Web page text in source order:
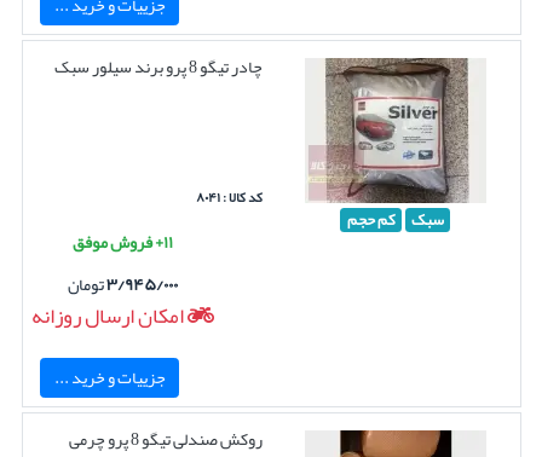
سبک کم حجم
چادر تیگو 8 پرو برند سیلور سبک
کد کالا : ۸۰۴۱
۱۱+ فروش موفق
۳/۹۴۵/۰۰۰تومان
امکان ارسال روزانه
جزییات و خرید ...
روکش صندلی تیگو 8 پرو چرمی